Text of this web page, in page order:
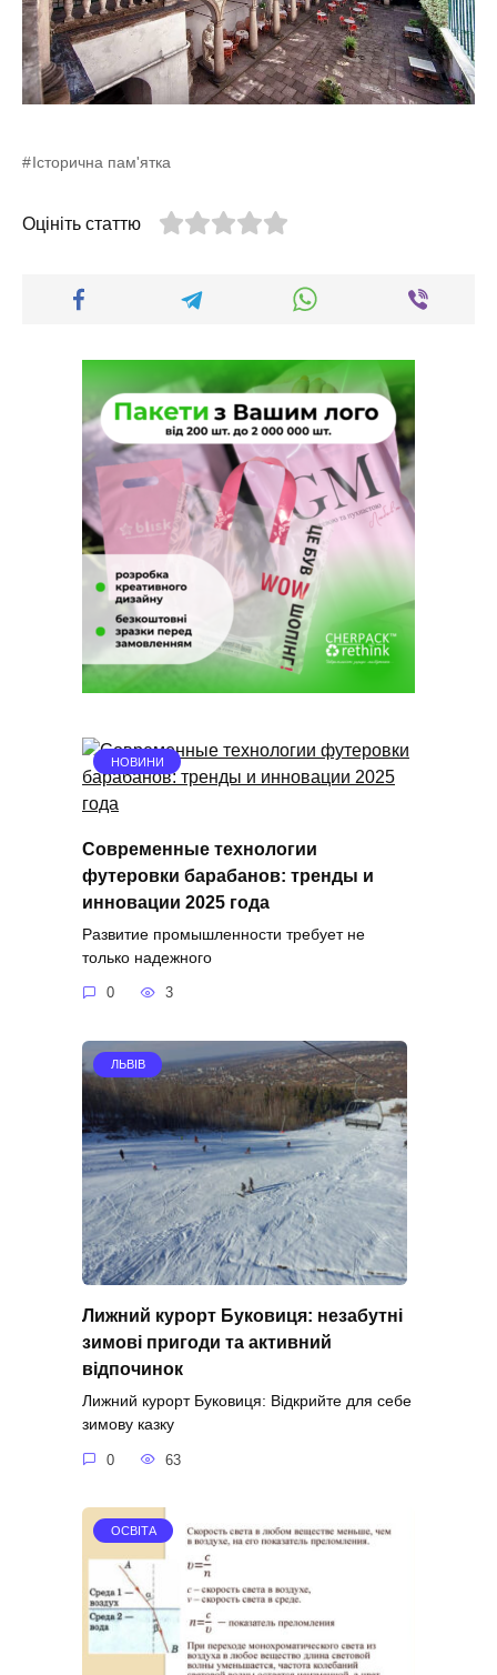
Історична пам'ятка
Оцініть статтю
НОВИНИ
Современные технологии
футеровки барабанов: тренды и
инновации 2025 года
Развитие промышленности требует не
только надежного
0 3
ЛЬВІВ
Лижний курорт Буковиця: незабутні
зимові пригоди та активний
відпочинок
Лижний курорт Буковиця: Відкрийте для себе
зимову казку
0 63
ОСВІТА